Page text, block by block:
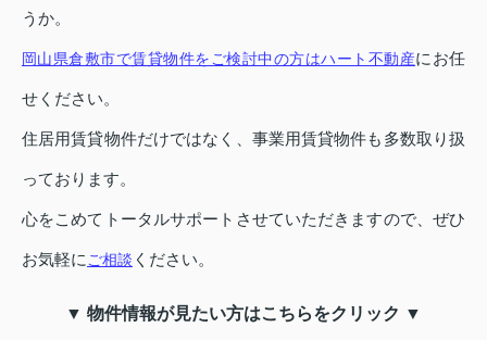
うか。
岡山県倉敷市で賃貸物件をご検討中の方はハート不動産にお任
せください。
住居用賃貸物件だけではなく、事業用賃貸物件も多数取り扱
っております。
心をこめてトータルサポートさせていただきますので、ぜひ
お気軽にご相談 ください。
▼ 物件情報が見たい方はこちらをクリック ▼